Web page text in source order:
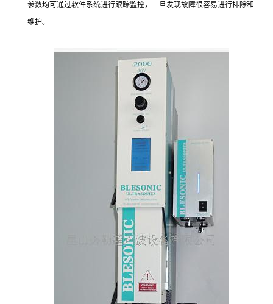
参数均可通过软件系统进行跟踪监控，一旦发现故障很容易进行排除和
维护。